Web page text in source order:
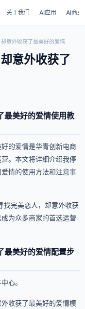
关于我们 AI应用 AI商业
意外收获了最美好的爱情
意外收获了
最美好的爱情使用教
的爱情是华青创新电商
。本文将详细介绍我停
情的使用方法和注意事
找完美恋人，却意外收获
为众多商家的首选运营
最美好的爱情配置步
心。
收获了最美好的爱情模